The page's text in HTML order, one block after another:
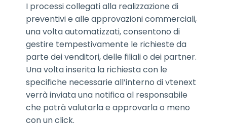
I processi collegati alla realizzazione di
preventivi e alle approvazioni commerciali,
una volta automatizzati, consentono di
gestire tempestivamente le richieste da
parte dei venditori, delle filiali o dei partner.
Una volta inserita la richiesta con le
specifiche necessarie all’interno di vtenext
verrà inviata una notifica al responsabile
che potrà valutarla e approvarla o meno
con un click.